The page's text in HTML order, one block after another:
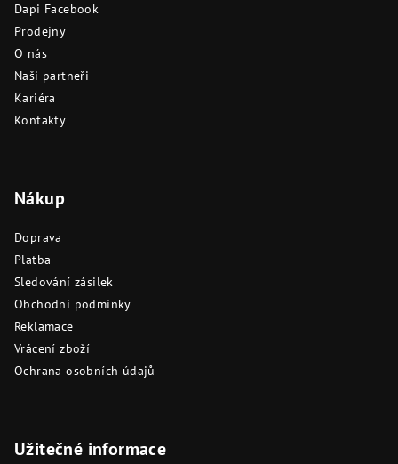
Dapi Facebook
Prodejny
O nás
Naši partneři
Kariéra
Kontakty
Nákup
Doprava
Platba
Sledování zásilek
Obchodní podmínky
Reklamace
Vrácení zboží
Ochrana osobních údajů
Užitečné informace